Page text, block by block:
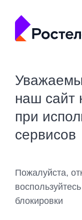
наш сайт
при
сервисов
Пожалуйста,
блокировки